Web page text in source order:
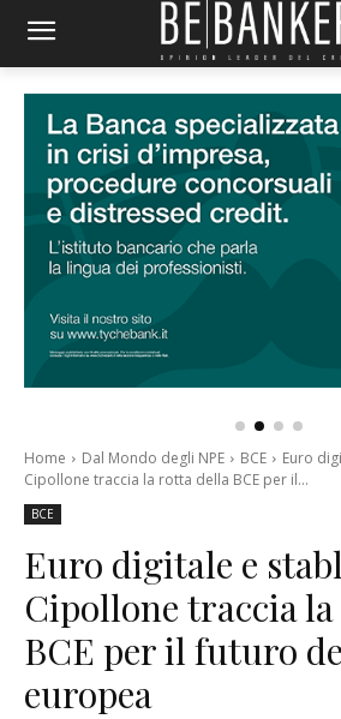
Home Dal Mondo degli NPE BCE
Euro
Cipollone traccia la rotta della BCE per il...
BCE
Euro digitale e
Cipollone traccia
BCE per il futuro
europea